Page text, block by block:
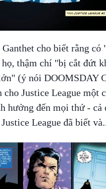
cho biết rằng có
thậm chí "bị cắt đứt
(ý nói DOOMSDAY
cho Justice League một
hưởng đến mọi thứ -
League đã biết